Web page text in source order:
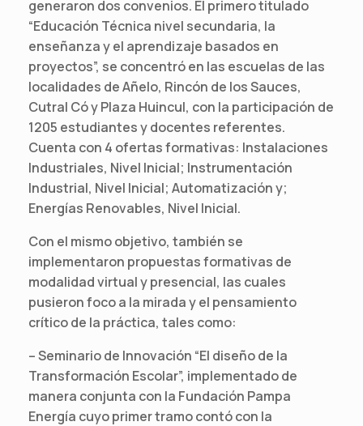
generaron dos convenios. El primero titulado
“Educación Técnica nivel secundaria, la
enseñanza y el aprendizaje basados en
proyectos”, se concentró en las escuelas de las
localidades de Añelo, Rincón de los Sauces,
Cutral Có y Plaza Huincul, con la participación de
1205 estudiantes y docentes referentes.
Cuenta con 4 ofertas formativas: Instalaciones
Industriales, Nivel Inicial; Instrumentación
Industrial, Nivel Inicial; Automatización y;
Energías Renovables, Nivel Inicial.
Con el mismo objetivo, también se
implementaron propuestas formativas de
modalidad virtual y presencial, las cuales
pusieron foco a la mirada y el pensamiento
crítico de la práctica, tales como:
– Seminario de Innovación “El diseño de la
Transformación Escolar”, implementado de
manera conjunta con la Fundación Pampa
Energía cuyo primer tramo contó con la